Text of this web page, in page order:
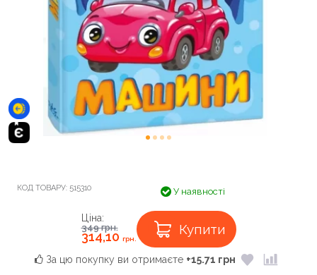
КОД ТОВАРУ: 515310 У наявності
Ціна:
349грн.
314,10 грн.
Купити
За цю покупку ви отримаєте +15.71 грн